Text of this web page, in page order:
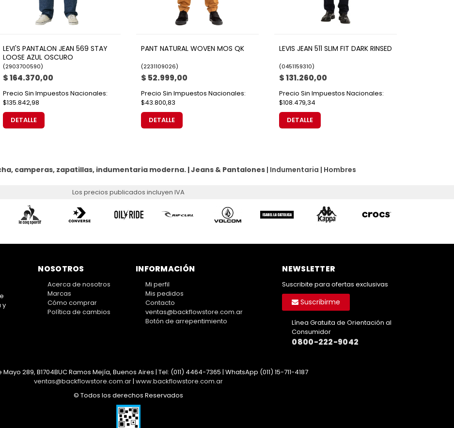
LEVI'S PANTALON JEAN 569 STAY
LOOSE AZUL OSCURO
(2903700590)
$ 164.370,00
Precio Sin Impuestos Nacionales:
$135.842,98
DETALLE
PANT NATURAL WOVEN MOS QK
(2231109026)
$ 52.999,00
Precio Sin Impuestos Nacionales:
$43.800,83
DETALLE
LEVIS JEAN 511 SLIM FIT DARK RINSED
(0451159310)
$ 131.260,00
Precio Sin Impuestos Nacionales:
$108.479,34
DETALLE
camperas, zapatillas, indumentaria moderna. |Jeans & Pantalones| Indumentaria | Hombres
Los precios publicados incluyen IVA
y
NOSOTROS
Acerca de nosotros
Marcas
Cómo comprar
Política de cambios
INFORMACIÓN
Mi perfil
Mis pedidos
Contacto
ventas@backflowstore.com.ar
Botón de arrepentimiento
NEWSLETTER
Suscribite para ofertas exclusivas
Suscribirme
Línea Gratuita de Orientación al
Consumidor
0800-222-9042
Mayo 289, B1704BUC Ramos Mejía, Buenos Aires | Tel: (011) 4464-7365 | WhatsApp (011) 15-711-4187
ventas@backflowstore.com.ar| www.backflowstore.com.ar
© Todos los derechos Reservados